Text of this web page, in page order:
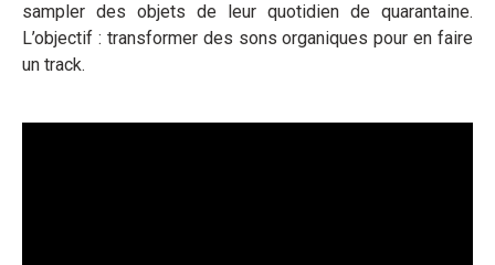
sampler des objets de leur quotidien de quarantaine.
L’objectif : transformer des sons organiques pour en faire
un track.